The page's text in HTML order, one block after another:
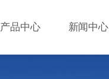
产品中心 新闻中心